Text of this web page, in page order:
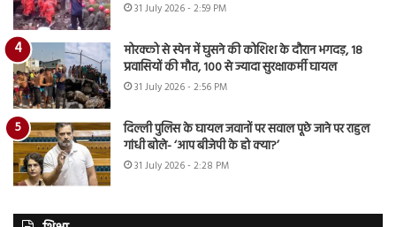
31 July 2026 - 2:59 PM
मोरक्को से स्पेन में घुसने की कोशिश के दौरान भगदड़, 18
प्रवासियों की मौत, 100 से ज्यादा सुरक्षाकर्मी घायल
31 July 2026 - 2:56 PM
दिल्ली पुलिस के घायल जवानों पर सवाल पूछे जाने पर राहुल
गांधी बोले- ‘आप बीजेपी के हो क्या?’
31 July 2026 - 2:28 PM